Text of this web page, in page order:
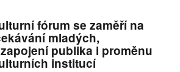
fórum se zaměří na
mladých,
publika i proměnu
institucí